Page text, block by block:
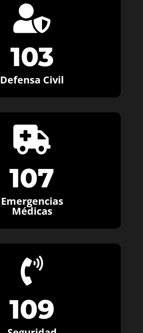

103
Defensa Civil

107
Emergencias
Médicas

109